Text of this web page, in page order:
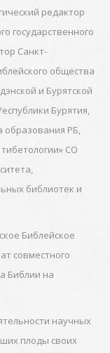
редактор
государственного
Санкт-
общества
и Бурятской
Бурятия,
образования РБ,
СО
библиотек и
Библейское
совместного
Библии на
научных
плоды своих